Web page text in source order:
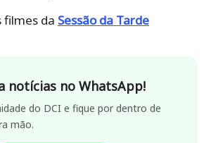
filmes da Sessão da Tarde
notícias no WhatsApp!
do DCI e fique por dentro de
mão.